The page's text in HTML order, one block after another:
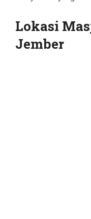
Lokasi
Jember